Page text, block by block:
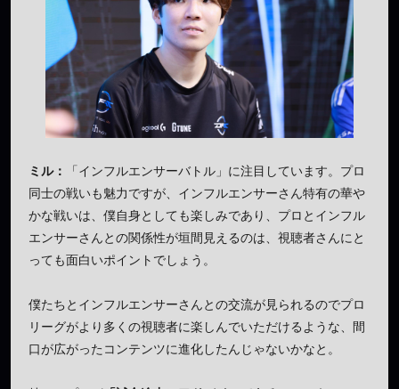
ミル：
「インフルエンサーバトル」に注目しています。プロ
同士の戦いも魅力ですが、インフルエンサーさん特有の華や
かな戦いは、僕自身としても楽しみであり、プロとインフル
エンサーさんとの関係性が垣間見えるのは、視聴者さんにと
っても面白いポイントでしょう。
僕たちとインフルエンサーさんとの交流が見られるのでプロ
リーグがより多くの視聴者に楽しんでいただけるような、間
口が広がったコンテンツに進化したんじゃないかなと。